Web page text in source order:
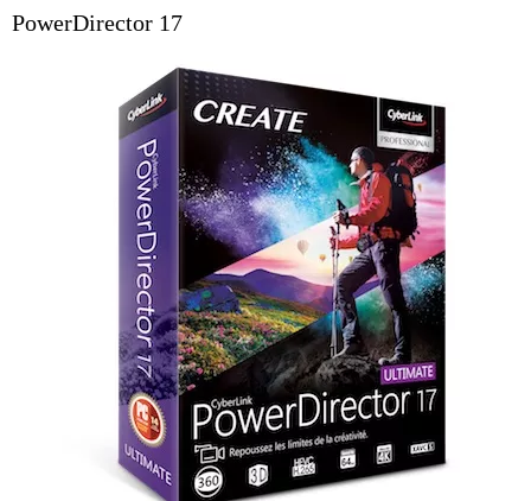
PowerDirector 17